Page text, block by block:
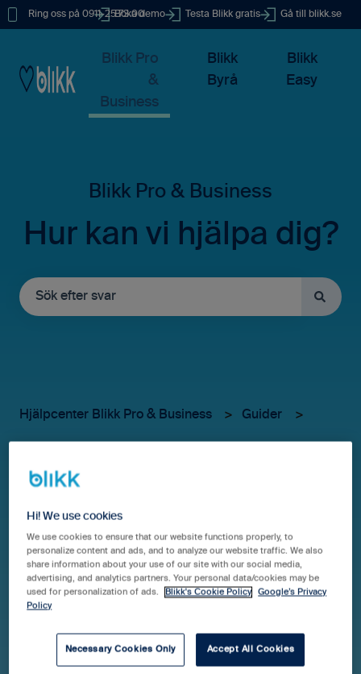
Ring oss på 0911-25 73 00
Boka demo Testa Blikk gratis Gå till blikk.se
Blikk Pro
&
Business
Blikk
Byrå
Blikk
Easy
Hur kan vi hjälpa dig?
Hjälpcenter Blikk Pro & Business Guider
Ta ut lönefil på någon som
avslutat sin anställning
När en person slutar är det viktigt att lönefilen tas ut
innan personens konto avslutas i Blikk, dvs all tid samt
alla kvitton behöver vara attesterade. När kontot är
borttaget i Blikk kommer personen inte vara valbar i
listan "Löneunderlag". Om personen slutar mitt i en
Hi! We use cookies
We use cookies to ensure that our website functions properly, to
personalize content and ads, and to analyze our website traffic. We also
share information about your use of our site with our social media,
advertising, and analytics partners. Your personal data/cookies may be
used for personalization of ads.
Blikk's Cookie Policy
Google’s Privacy
Policy
Necessary Cookies Only Accept All Cookies